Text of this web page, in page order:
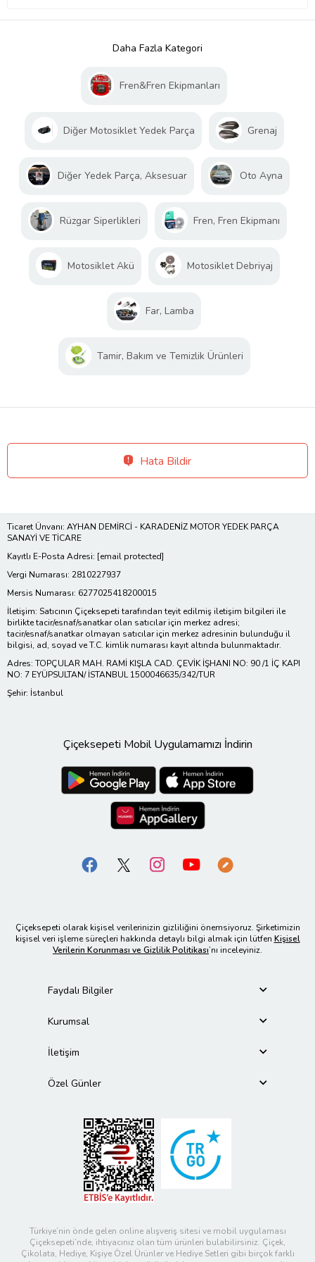
Ürün Kodu:kcm60931871
Daha Fazla Kategori
Fren&Fren Ekipmanları
Diğer Motosiklet Yedek Parça Grenaj
Diğer Yedek Parça, Aksesuar Oto Ayna
Rüzgar Siperlikleri Fren, Fren Ekipmanı
Motosiklet Akü Motosiklet Debriyaj
Far, Lamba
Tamir, Bakım ve Temizlik Ürünleri
Hata Bildir
Ticaret Ünvanı: AYHAN DEMİRCİ - KARADENİZ MOTOR YEDEK PARÇA
SANAYİ VE TİCARE
Kayıtlı E-Posta Adresi: [email protected]
Vergi Numarası: 2810227937
Mersis Numarası: 6277025418200015
İletişim: Satıcının Çiçeksepeti tarafından teyit edilmiş iletişim bilgileri ile
birlikte tacir/esnaf/sanatkar olan satıcılar için merkez adresi;
tacir/esnaf/sanatkar olmayan satıcılar için merkez adresinin bulunduğu il
bilgisi, ad, soyad ve T.C. kimlik numarası kayıt altında bulunmaktadır.
Adres: TOPÇULAR MAH. RAMİ KIŞLA CAD. ÇEVİK İŞHANI NO: 90 /1 İÇ KAPI
NO: 7 EYÜPSULTAN/ İSTANBUL 1500046635/342/TUR
Şehir: İstanbul
Çiçeksepeti Mobil Uygulamamızı İndirin
Çiçeksepeti olarak kişisel verilerinizin gizliliğini önemsiyoruz. Şirketimizin
kişisel veri işleme süreçleri hakkında detaylı bilgi almak için lütfen Kişisel
Verilerin Korunması ve Gizlilik Politikası’nı inceleyiniz.
Faydalı Bilgiler
Kurumsal
İletişim
Özel Günler
Türkiye’nin önde gelen online alışveriş sitesi ve mobil uygulaması
Çiçeksepeti’nde, ihtiyacınız olan tüm ürünleri bulabilirsiniz. Çiçek,
Çikolata, Hediye, Kişiye Özel Ürünler ve Hediye Setleri gibi birçok farklı